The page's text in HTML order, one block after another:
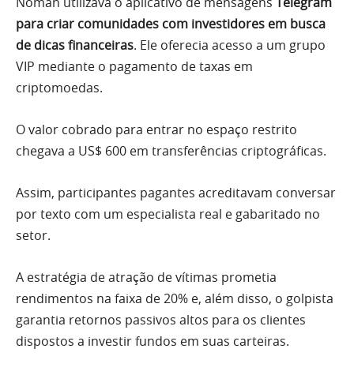
para criar comunidades com investidores em busca
de dicas financeiras. Ele oferecia acesso a um grupo
VIP mediante o pagamento de taxas em
criptomoedas.
O valor cobrado para entrar no espaço restrito
chegava a US$ 600 em transferências criptográficas.
Assim, participantes pagantes acreditavam conversar
por texto com um especialista real e gabaritado no
setor.
A estratégia de atração de vítimas prometia
rendimentos na faixa de 20% e, além disso, o golpista
garantia retornos passivos altos para os clientes
dispostos a investir fundos em suas carteiras.